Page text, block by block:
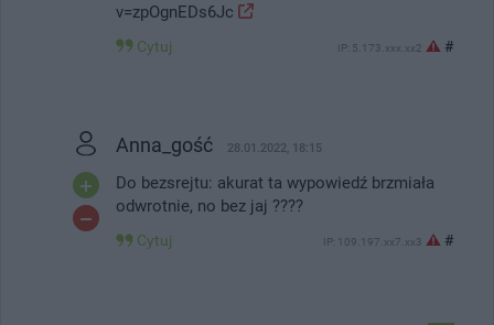
v=zpOgnEDs6Jc
Cytuj IP: 5.173.xxx.xx2 #
Anna_gość 28.01.2022, 18:15
Do bezsrejtu: akurat ta wypowiedź brzmiała
odwrotnie, no bez jaj ????
Cytuj IP: 109.197.xx7.xx3 #